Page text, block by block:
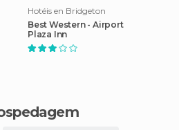
Hotéis en Bridgeton
Best Western - Airport
Plaza Inn